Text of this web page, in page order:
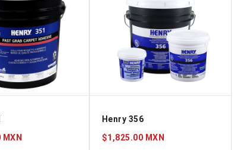
Henry 356
$1,825.00 MXN